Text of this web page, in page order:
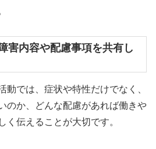
害内容や配慮事項を共有し
動では、症状や特性だけでなく、
のか、どんな配慮があれば働きや
く伝えることが大切です。